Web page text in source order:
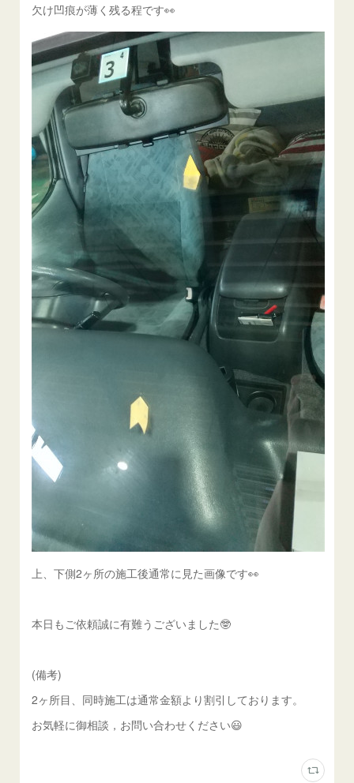
欠け凹痕が薄く残る程です👀
上、下側2ヶ所の施工後通常に見た画像です👀
本日もご依頼誠に有難うございました🤓
(備考)
2ヶ所目、同時施工は通常金額より割引しております。
お気軽に御相談，お問い合わせください😃